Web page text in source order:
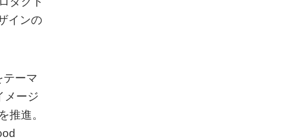
インの
テーマ
メージ
推進。